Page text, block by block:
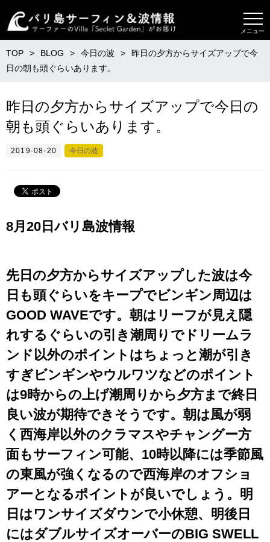
メニュー
TOP BLOG 今日の波
昨日の夕方からサイズアップで今
日の朝も頭ぐらいあります。
昨日の夕方からサイズアップで今日の
朝も頭ぐらいあります。
2019-08-20 今日の波
8月20日バリ島波情報
先日の夕方からサイズアップした波は今
日も頭ぐらいをキープでビンギン周辺は
GOOD WAVEです。朝はリーフが見え隠
れするぐらいの引き潮周りでドリームラ
ンド以外のポイントはちょっと潮が引き
すぎビンギンやウルワツなどのポイント
は9時からの上げ潮周りから夕方まで終日
良い波が期待できそうです。朝は風が弱
く西海岸以外のクラマスやチャングー方
面もサーフィン可能、10時以降には季節風
の東風が強くなるので西海岸のオフショ
アーとなるポイントが良いでしょう。明
日はワンサイズダウンで小休憩、明後日
にはダブルサイズオーバーのBIG SWELL